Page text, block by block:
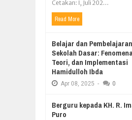
Cetakan: I, Juli 202...
Read More
Belajar dan Pembelajaran
Sekolah Dasar:
Teori, dan Implementasi
Hamidulloh Ibda
Apr 08, 2025 - 0
Berguru kepada KH. R.
Puro